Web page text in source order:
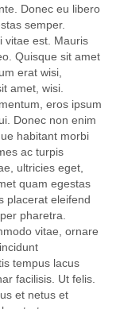
Donec eu libero
semper.
vitae est. Mauris
Quisque sit amet
erat wisi,
amet, wisi.
eros ipsum
Donec non enim
habitant morbi
ac turpis
ultricies eget,
quam egestas
placerat eleifend
pharetra.
vitae, ornare
tempus lacus
facilisis. Ut felis.
et netus et